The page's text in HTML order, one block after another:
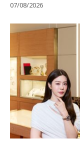
07/08/2026